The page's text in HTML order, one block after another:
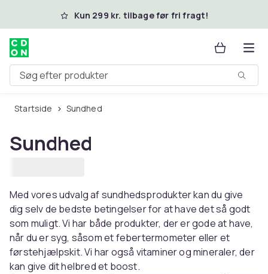
Spring til hovedindhold
Kun 299 kr. tilbage før fri fragt!
Søg efter produkter
Startside Sundhed
Sundhed
Med vores udvalg af sundhedsprodukter kan du give
dig selv de bedste betingelser for at have det så godt
som muligt. Vi har både produkter, der er gode at have,
når du er syg, såsom et febertermometer eller et
førstehjælpskit. Vi har også vitaminer og mineraler, der
kan give dit helbred et boost.